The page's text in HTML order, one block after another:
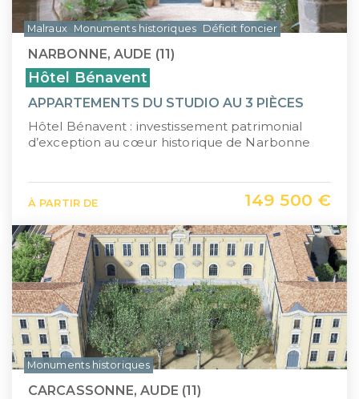
NARBONNE, AUDE (11)
Hôtel Bénavent
APPARTEMENTS DU STUDIO AU 3 PIÈCES
Hôtel Bénavent : investissement patrimonial
d’exception au cœur historique de Narbonne
À PARTIR DE 149 500 €
Malraux Monuments historiques Déficit foncier
CARCASSONNE, AUDE (11)
Monuments historiques